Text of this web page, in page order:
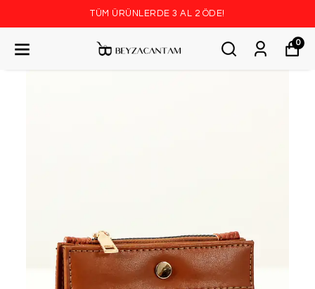
TÜM ÜRÜNLERDE 3 AL 2 ÖDE!
0